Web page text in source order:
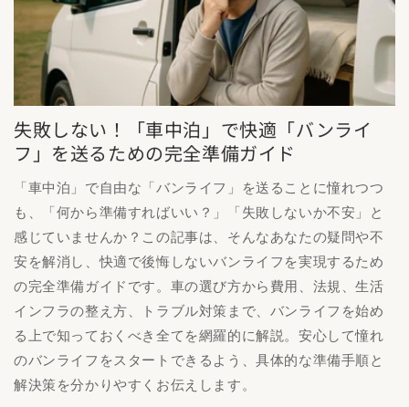
失敗しない！「車中泊」で快適「バンライ
フ」を送るための完全準備ガイド
「車中泊」で自由な「バンライフ」を送ることに憧れつつ
も、「何から準備すればいい？」「失敗しないか不安」と
感じていませんか？この記事は、そんなあなたの疑問や不
安を解消し、快適で後悔しないバンライフを実現するため
の完全準備ガイドです。車の選び方から費用、法規、生活
インフラの整え方、トラブル対策まで、バンライフを始め
る上で知っておくべき全てを網羅的に解説。安心して憧れ
のバンライフをスタートできるよう、具体的な準備手順と
解決策を分かりやすくお伝えします。